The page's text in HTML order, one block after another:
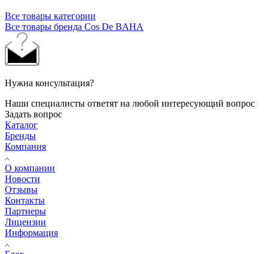
Все товары категории
Все товары бренда Cos De BAHA
Нужна консультация?
Наши специалисты ответят на любой интересующий вопрос
Задать вопрос
Каталог
Бренды
Компания
О компании
Новости
Отзывы
Контакты
Партнеры
Лицензии
Информация